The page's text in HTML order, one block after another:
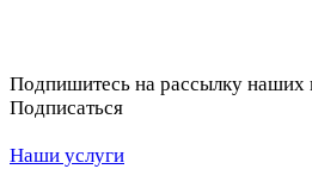
Подпишитесь на рассылку наших
Подписаться
Наши услуги